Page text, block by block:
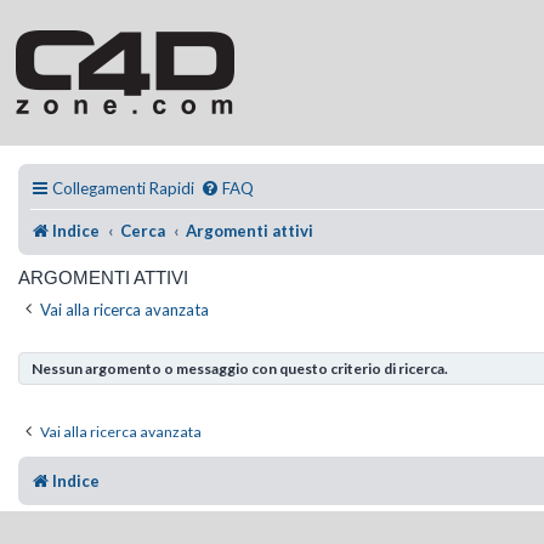
Collegamenti Rapidi FAQ
Indice Cerca Argomenti attivi
ARGOMENTI ATTIVI
Vai alla ricerca avanzata
Nessun argomento o messaggio con questo criterio di ricerca.
Vai alla ricerca avanzata
Indice